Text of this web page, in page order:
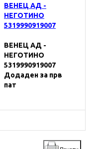
ВЕНЕЦ АД -
НЕГОТИНО
5319990919007
ВЕНЕЦ АД -
НЕГОТИНО
5319990919007
Додаден за прв
пат